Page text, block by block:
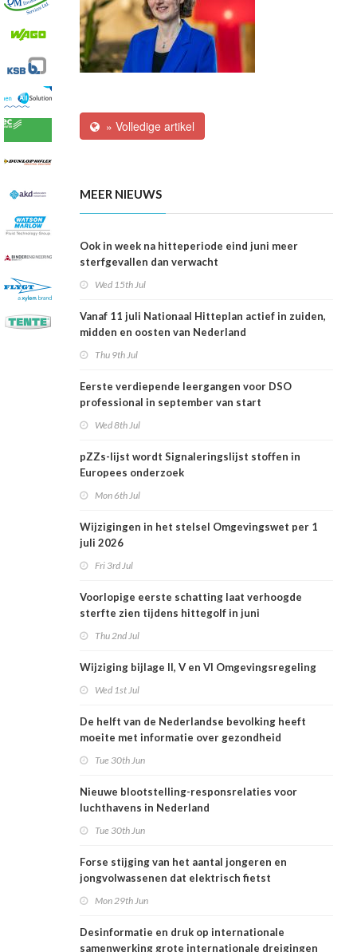
» Volledige artikel
MEER NIEUWS
Ook in week na hitteperiode eind juni meer
sterfgevallen dan verwacht
Wed 15th Jul
Vanaf 11 juli Nationaal Hitteplan actief in zuiden,
midden en oosten van Nederland
Thu 9th Jul
Eerste verdiepende leergangen voor DSO
professional in september van start
Wed 8th Jul
pZZs-lijst wordt Signaleringslijst stoffen in
Europees onderzoek
Mon 6th Jul
Wijzigingen in het stelsel Omgevingswet per 1
juli 2026
Fri 3rd Jul
Voorlopige eerste schatting laat verhoogde
sterfte zien tijdens hittegolf in juni
Thu 2nd Jul
Wijziging bijlage II, V en VI Omgevingsregeling
Wed 1st Jul
De helft van de Nederlandse bevolking heeft
moeite met informatie over gezondheid
Tue 30th Jun
Nieuwe blootstelling-responsrelaties voor
luchthavens in Nederland
Tue 30th Jun
Forse stijging van het aantal jongeren en
jongvolwassenen dat elektrisch fietst
Mon 29th Jun
Desinformatie en druk op internationale
samenwerking grote internationale dreigingen